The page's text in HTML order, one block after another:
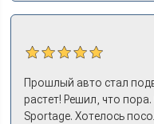
Прошлый авто стал
растет! Решил, что
Sportage. Хотелось